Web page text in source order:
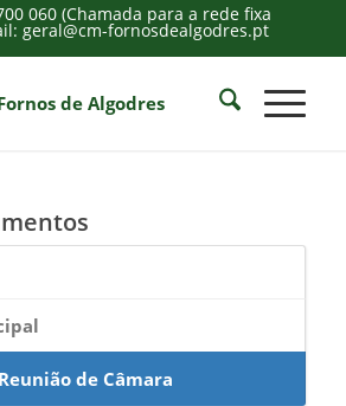
060 (Chamada para a rede fixa
geral@cm-fornosdealgodres.pt
de Câmara